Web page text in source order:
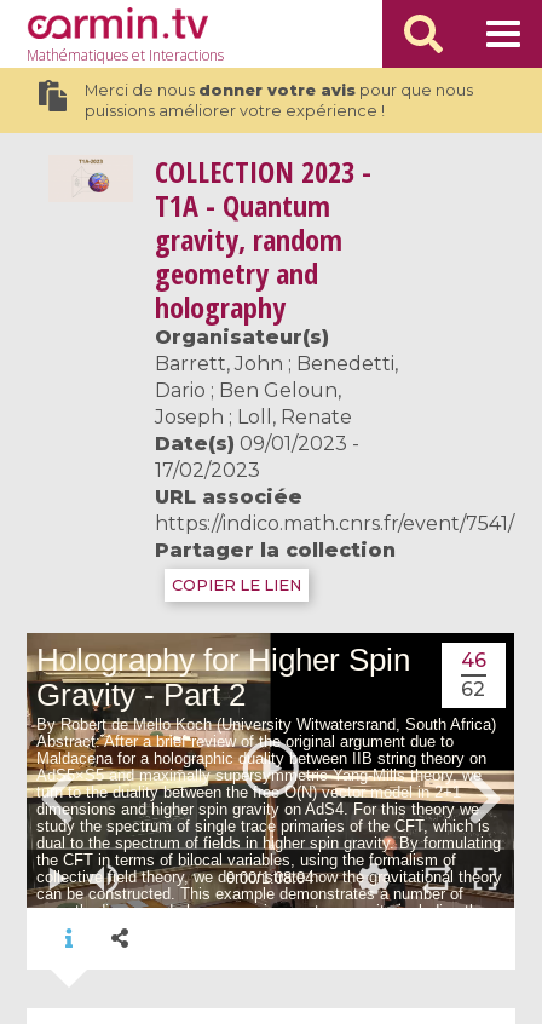
Mathématiqueset Interactions
Merci de nous donner votre avispour que nous
puissions améliorer votre expérience !
COLLECTION 2023 -
T1A - Quantum
gravity, random
geometry and
holography
Organisateur(s)
Barrett, John ; Benedetti,
Dario ; Ben Geloun,
Joseph ; Loll, Renate
Date(s) 09/01/2023 -
17/02/2023
URL associée
https://indico.math.cnrs.fr/event/7541/
Partager la collection
COPIER LE LIEN
46
62